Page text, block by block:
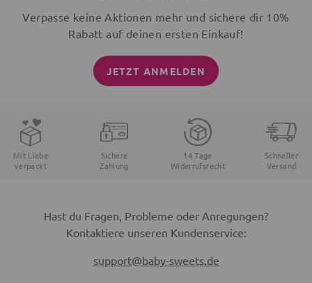
Verpasse keine Aktionen mehr und sichere dir 10%
Rabatt auf deinen ersten Einkauf!
JETZT ANMELDEN
Mit Liebe
verpackt
Sichere
Zahlung
14 Tage
Widerrufsrecht
Schneller
Versand
Hast du Fragen, Probleme oder Anregungen?
Kontaktiere unseren Kundenservice:
support@baby-sweets.de